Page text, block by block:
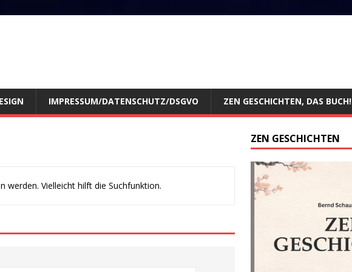
IMPRESSUM/DATENSCHUTZ/DSGVO ZEN GESCHICHTEN, DAS BUCH!
werden. Vielleicht hilft die Suchfunktion.
ZEN GESCHICHTEN